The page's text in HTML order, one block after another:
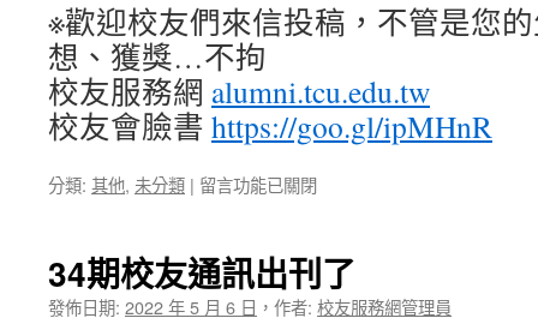
※歡迎校友們來信投稿，不管是您
想、獲獎…不拘
校友服務網 alumni.tcu.edu.tw
校友會臉書 https://goo.gl/ipMHnR
分類: 其他, 未分類 | 在
校
友
通
留言功能已關閉
34期校友通訊出刊了
發佈日期: 2022 年 5 月 6 日 ， 作者: 校友服務網管理員